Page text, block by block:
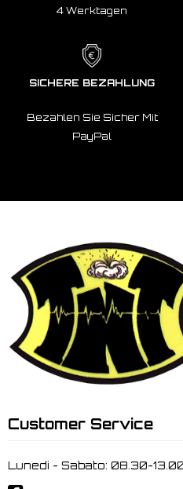
4 Werktagen
SICHERE BEZAHLUNG
Bezahlen Sie Sicher Mit
PayPal
Customer Service
Lunedi - Sabato: 08.30-